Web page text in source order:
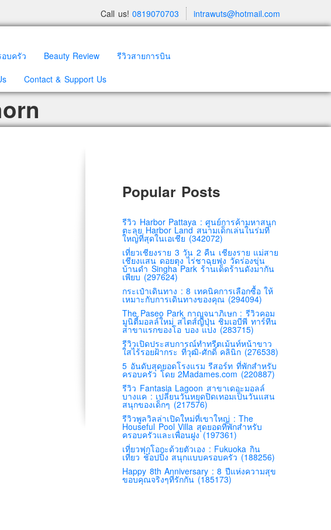
intrawuts@hotmail.com
Call us! 0819070703
บครัว Beauty Review
รีวิวสายการบิน
Contact & Support Us
Popular Posts
รีวิว Harbor Pattaya : ศูนย์การค้ามหาสนุก
ตะลุย Harbor Land สนามเด็กเล่นในร่มที่
ใหญ่ที่สุดในเอเชีย (342072)
เที่ยวเชียงราย 3 วัน 2 คืน เชียงราย แม่สาย
เชียงแสน ดอยตุง ไร่ชาฉุยฟง วัดร่องขุ่น
บ้านดำ Singha Park ร้านเด็ดร้านดังมากัน
เพียบ (297624)
กระเป๋าเดินทาง : 8 เทคนิคการเลือกซื้อ ให้
เหมาะกับการเดินทางของคุณ (294094)
The Paseo Park กาญจนาภิเษก : รีวิวคอม
มูนิตี้มอลล์ใหม่ สไตส์ญี่ปุ่น ชิมเอบีพี ทาร์ทีน
สาขาแรกของโอ บอง แปง (283715)
รีวิวเปิดประสบการณ์ทำทรีตเม้นท์หน้าขาว
ใสไร้รอยฝ้ากระ ที่วุฒิ-ศักดิ์ คลินิก (276538)
5 อันดับสุดยอดโรงแรม รีสอร์ท ที่พักสำหรับ
ครอบครัว โดย 2Madames.com (220887)
รีวิว Fantasia Lagoon สาขาเดอะมอลล์
บางแค : เปลี่ยนวันหยุดปิดเทอมเป็นวันแสน
สนุกของเด็กๆ (217576)
รีวิวพูลวิลล่าเปิดใหม่ที่เขาใหญ่ : The
Houseful Pool Villa สุดยอดที่พักสำหรับ
ครอบครัวและเพื่อนฝูง (197361)
เที่ยวฟุกุโอกะด้วยตัวเอง : Fukuoka กิน
เที่ยว ช้อปปิ้ง สนุกแบบครอบครัว (188256)
Happy 8th Anniversary : 8 ปีแห่งความสุข
ขอบคุณจริงๆที่รักกัน (185173)